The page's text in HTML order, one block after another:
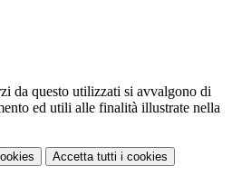
da questo utilizzati si avvalgono di
ed utili alle finalità illustrate nella
Accetta tutti i cookies